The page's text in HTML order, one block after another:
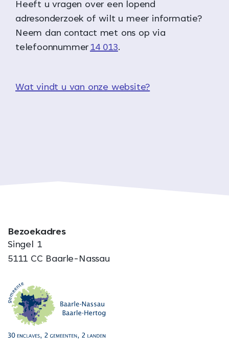
Heeft u vragen over een lopend
adresonderzoek of wilt u meer informatie?
Neem dan contact met ons op via
telefoonnummer 14 013.
Wat vindt u van onze website?
Bezoekadres
Singel 1
5111 CC Baarle-Nassau